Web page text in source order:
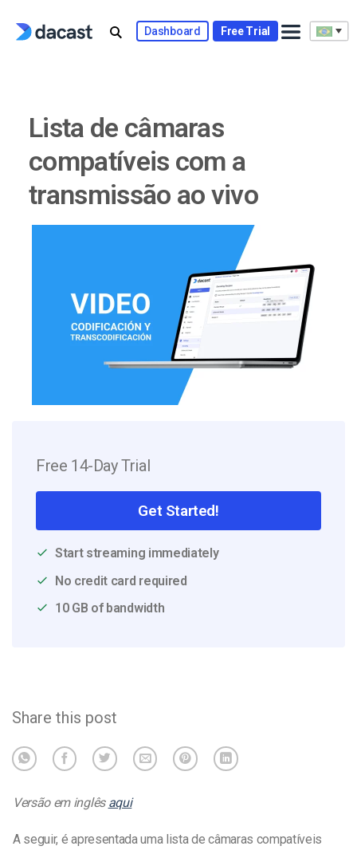
Dashboard Free Trial
Lista de câmaras
compatíveis com a
transmissão ao vivo
Free 14-Day Trial
Get Started!
Start streaming immediately
No credit card required
10 GB of bandwidth
Share this post
Versão em inglês aqui
A seguir, é apresentada uma lista de câmaras compatíveis